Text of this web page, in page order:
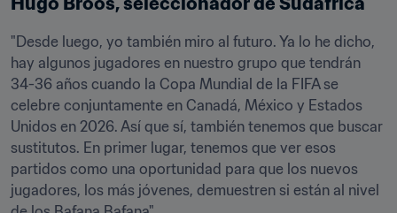
"Desde luego, yo también miro al futuro. Ya lo he dicho,
hay algunos jugadores en nuestro grupo que tendrán
34-36 años cuando la Copa Mundial de la FIFA se
celebre conjuntamente en Canadá, México y Estados
Unidos en 2026. Así que sí, también tenemos que buscar
sustitutos. En primer lugar, tenemos que ver esos
partidos como una oportunidad para que los nuevos
jugadores, los más jóvenes, demuestren si están al nivel